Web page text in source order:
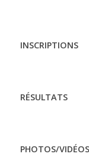
INSCRIPTIONS
RÉSULTATS
PHOTOS/VIDÉOS